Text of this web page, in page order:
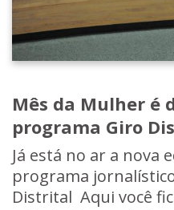
Mês da Mulher é
programa Giro
Já está no ar a nova
programa
Distrital Aqui você